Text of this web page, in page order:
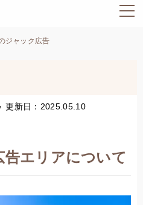
ジャック広告
更新日：2025.05.10
エリアについて